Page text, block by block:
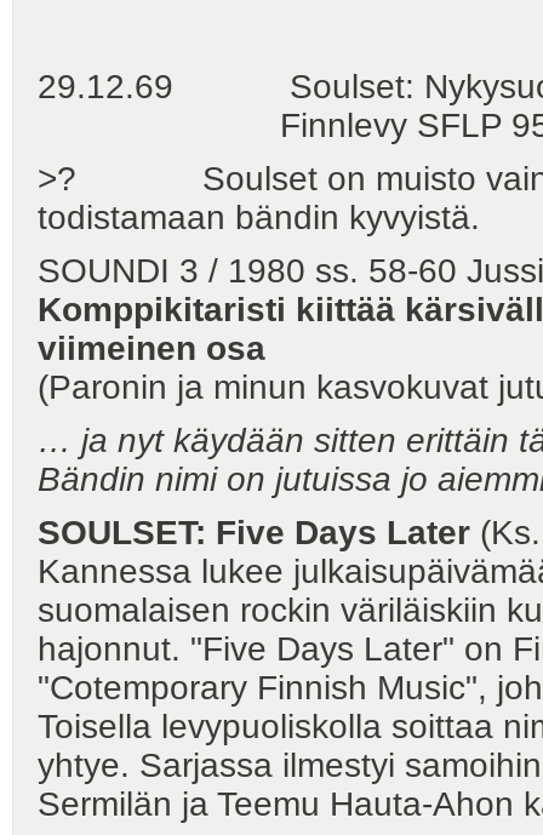
29.12.69 Soulset:
Finnlevy SFLP 9501
>? Soulset on muisto vain,
todistamaan bändin kyvyistä.
SOUNDI 3 / 1980 ss. 58-60
Komppikitaristi kiittää
viimeinen osa
(Paronin ja minun kasvokuvat
… ja nyt käydään sitten erittäin
Bändin nimi on jutuissa jo
SOULSET: Five Days Later
Kannessa lukee
suomalaisen rockin väriläiskiin
hajonnut. "Five Days Later" on
"Cotemporary Finnish Music",
Toisella levypuoliskolla soittaa
yhtye. Sarjassa ilmestyi
Sermilän ja Teemu Hauta-Ahon